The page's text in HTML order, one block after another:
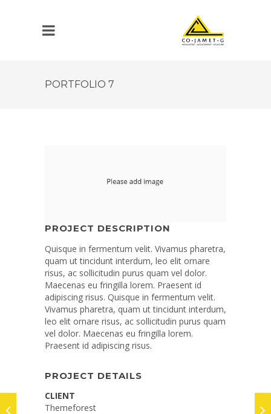
PORTFOLIO 7
PROJECT DESCRIPTION
Quisque in fermentum velit. Vivamus pharetra,
quam ut tincidunt interdum, leo elit ornare
risus, ac sollicitudin purus quam vel dolor.
Maecenas eu fringilla lorem. Praesent id
adipiscing risus. Quisque in fermentum velit.
Vivamus pharetra, quam ut tincidunt interdum,
leo elit ornare risus, ac sollicitudin purus quam
vel dolor. Maecenas eu fringilla lorem.
Praesent id adipiscing risus.
PROJECT DETAILS
CLIENT
Themeforest